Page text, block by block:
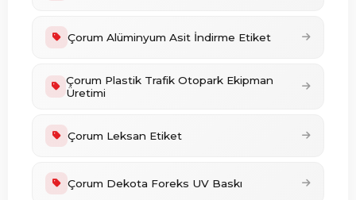
Çorum Alüminyum Asit İndirme Etiket
Çorum Plastik Trafik Otopark Ekipman
Üretimi
Çorum Leksan Etiket
Çorum Dekota Foreks UV Baskı